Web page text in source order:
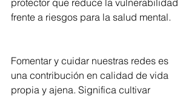
protector que reduce la vulnerabilidad
frente a riesgos para la salud mental.
Fomentar y cuidar nuestras redes es
una contribución en calidad de vida
propia y ajena. Significa cultivar